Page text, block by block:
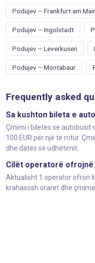
Podujev – Frankfurt am
Podujev – Ingolstadt
Podujev – Leverkusen
Podujev – Montabaur
Frequently asked
Sa kushton bileta e
Çmimi i biletës së autobusit
100 EUR për një të rritur.
dhe datës së udhëtimit.
Cilët operatorë ofrojnë
Aktualisht 1 operator ofron
krahasosh oraret dhe